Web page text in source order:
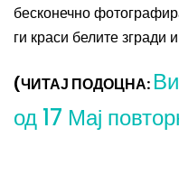
бесконечно
ги краси белите згради
(ЧИТАЈ ПОДОЦНА:
од 17 Мај